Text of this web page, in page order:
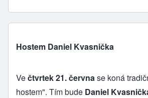
Hostem Daniel Kvasnička
Večtvrtek 21. červnase koná
hostem". Tím bude Daniel